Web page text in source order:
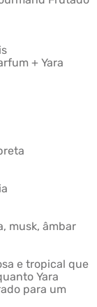
+ Yara
musk, âmbar
e tropical que
Yara
para um